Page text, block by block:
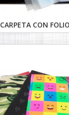
CARPETA CON